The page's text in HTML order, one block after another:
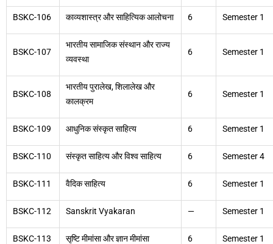
BSKC-106 काव्यशास्त्र और साहित्यिक आलोचना 6 Semester 1
BSKC-107
भारतीय सामाजिक संस्थान और राज्य
व्यवस्था
6 Semester 1
BSKC-108
भारतीय पुरालेख, शिलालेख और
कालक्रम
6 Semester 1
BSKC-109 आधुनिक संस्कृत साहित्य 6 Semester 1
BSKC-110 संस्कृत साहित्य और विश्व साहित्य 6 Semester 4
BSKC-111 वैदिक साहित्य 6 Semester 1
BSKC-112 Sanskrit Vyakaran — Semester 1
BSKC-113 सृष्टि मीमांसा और ज्ञान मीमांसा 6 Semester 1